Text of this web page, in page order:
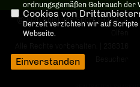
@2026 Spiel und Sport 1927 e. V.
ordnungsgemäßen Gebrauch der
Cookies von
Derzeit verzichten wir auf
Webseite.
Einverstanden